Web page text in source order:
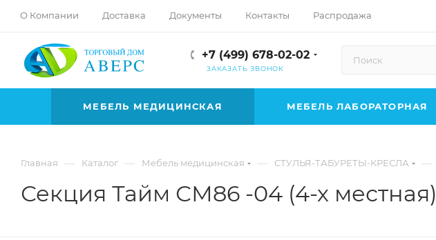
О Компании Доставка Документы Контакты Распродажа
+7 (499) 678-02-02
ЗАКАЗАТЬ ЗВОНОК
МЕБЕЛЬ МЕДИЦИНСКАЯ МЕБЕЛЬ ЛАБОРАТОРНАЯ
Главная — Каталог — Мебель медицинская — СТУЛЬЯ-ТАБУРЕТЫ-КРЕСЛА —
Секция Тайм СМ86 -04 (4-х местная)
movies